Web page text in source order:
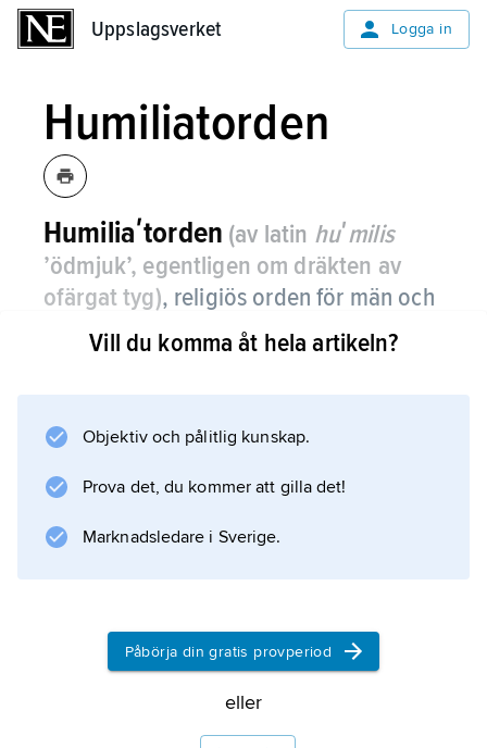
Uppslagsverket Logga in
Humiliatorden
Humiliaʹtorden (av latin huʹmilis
’ödmjuk’, egentligen om dräkten av
ofärgat tyg), religiös orden för män och
kvinnor i det medeltida Lombardiet.
till kyrkan, organiserades som klosterorden
grenen upphävdes 1571, den kvinnliga består
ännu i Italien.
Information om artikeln
Vill du komma åt hela artikeln?
Objektiv och pålitlig kunskap.
Prova det, du kommer att gilla det!
Marknadsledare i Sverige.
Påbörja din gratis provperiod
eller